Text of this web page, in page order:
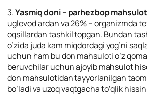
3.Yasmiq doni – parhezbop
uglevodlardan va 26% – organizmda
oqsillardan tashkil topgan. Bundan
o’zida juda kam miqdordagi yog’ni
uchun ham bu don mahsuloti o’z
beruvchilar uchun ajoyib mahsulot
don mahsulotidan tayyorlanilgan
bo’ladi va uzoq vaqtgacha to’qlik